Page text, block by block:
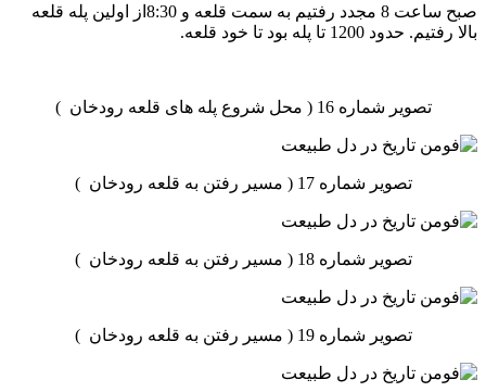
صبح ساعت 8 مجدد رفتیم به سمت قلعه و 8:30از اولین پله قلعه
بالا رفتیم. حدود 1200 تا پله بود تا خود قلعه.
تصویر شماره 16 ( محل شروع پله های قلعه رودخان )
تصویر شماره 17 ( مسیر رفتن به قلعه رودخان )
تصویر شماره 18 ( مسیر رفتن به قلعه رودخان )
تصویر شماره 19 ( مسیر رفتن به قلعه رودخان )